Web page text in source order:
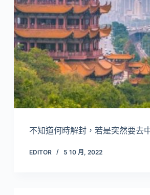
不知道何時解封，若是突然要去
EDITOR 5 10 月, 2022